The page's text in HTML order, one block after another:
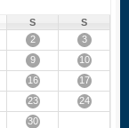
S
S
2
3
9
10
16
17
23
24
30